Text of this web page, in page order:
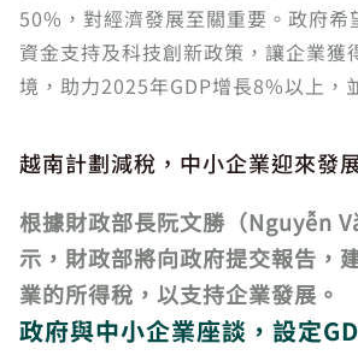
50%，對經濟發展至關重要。政府希
資金支持及科技創新政策，讓企業獲
境，助力2025年GDP增長8%以上，
越南計劃減稅，中小企業迎來發
根據財政部長阮文勝（Nguyễn
示，財政部將向政府提交報告，
業的所得稅，以支持企業發展。
政府與中小企業座談，設定